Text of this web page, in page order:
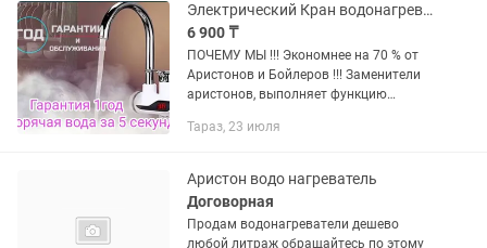
Электрический Кран водонагреватель Аристон бойлер Горячая вода за 5 секунд
6 900 ₸
ПОЧЕМУ МЫ !!! Экономнее на 70 % от
Аристонов и Бойлеров !!! Заменители
аристонов, выполняет функцию
воды! Горячая вода за 5 секунд !!! Мы
Тараз, 23 июля
Аристон водо нагреватель
Договорная
Продам водонагреватели дешево
любой литраж обращайтесь по этому